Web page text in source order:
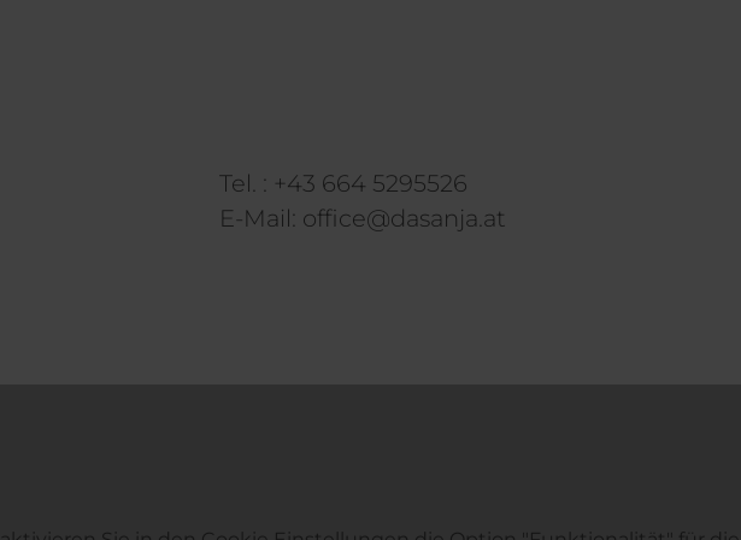
Tel. : +43 664 5295526
E-Mail: office@dasanja.at